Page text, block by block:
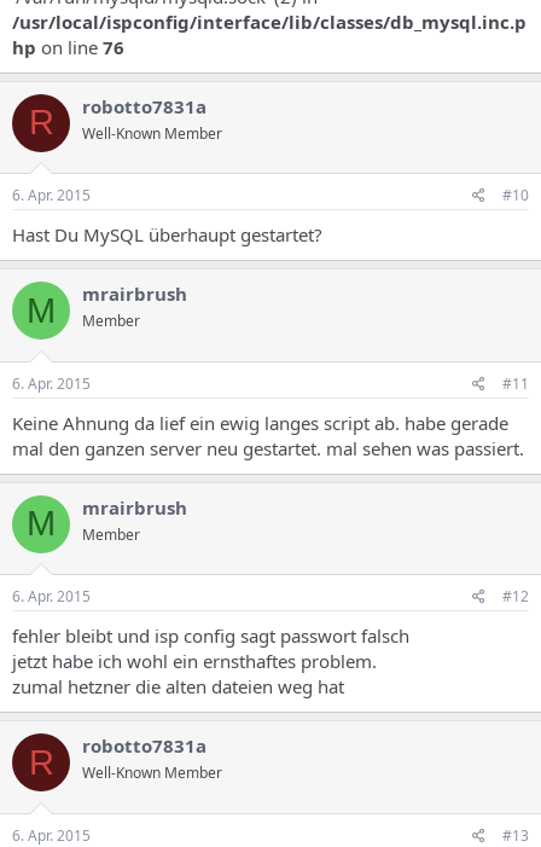
/usr/local/ispconfig/interface/lib/classes/db_mysql.inc.p
hp on line 76
R robotto7831a
Well-Known Member
6. Apr. 2015 #10
Hast Du MySQL überhaupt gestartet?
M mrairbrush
Member
6. Apr. 2015 #11
Keine Ahnung da lief ein ewig langes script ab. habe gerade
mal den ganzen server neu gestartet. mal sehen was passiert.
M mrairbrush
Member
6. Apr. 2015 #12
fehler bleibt und isp config sagt passwort falsch
jetzt habe ich wohl ein ernsthaftes problem.
zumal hetzner die alten dateien weg hat
R robotto7831a
Well-Known Member
6. Apr. 2015 #13